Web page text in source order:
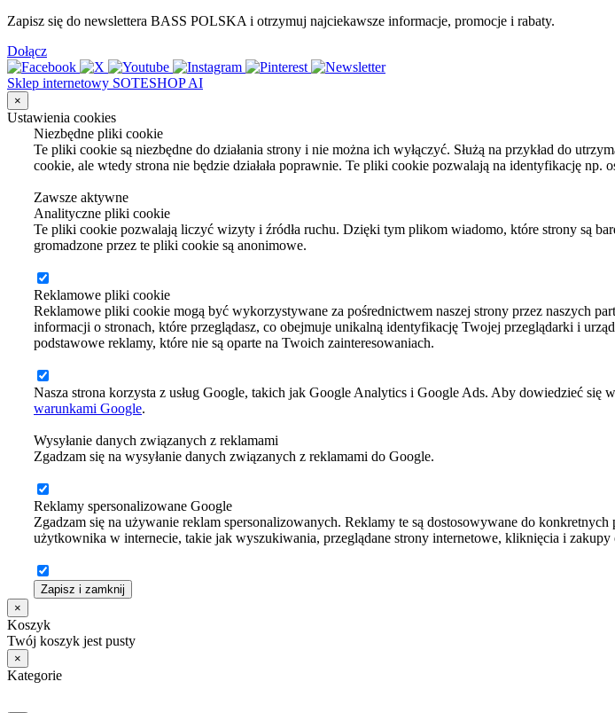
Zapisz się do newslettera BASS POLSKA i otrzymuj najciekawsze informacje, promocje i rabaty.
Dołącz
Sklep internetowy SOTESHOP AI
×
Ustawienia cookies
Niezbędne pliki cookie
Te pliki cookie są niezbędne do działania strony i nie można ich wyłączyć. Służą na przykład do
cookie, ale wtedy strona nie będzie działała poprawnie. Te pliki cookie pozwalają na identyfikację np.
Zawsze aktywne
Analityczne pliki cookie
Te pliki cookie pozwalają liczyć wizyty i źródła ruchu. Dzięki tym plikom wiadomo, które strony są
gromadzone przez te pliki cookie są anonimowe.
Reklamowe pliki cookie
Reklamowe pliki cookie mogą być wykorzystywane za pośrednictwem naszej strony przez naszych
informacji o stronach, które przeglądasz, co obejmuje unikalną identyfikację Twojej przeglądarki i
podstawowe reklamy, które nie są oparte na Twoich zainteresowaniach.
Nasza strona korzysta z usług Google, takich jak Google Analytics i Google Ads. Aby dowiedzieć się
warunkami Google.
Wysyłanie danych związanych z reklamami
Zgadzam się na wysyłanie danych związanych z reklamami do Google.
Reklamy spersonalizowane Google
Zgadzam się na używanie reklam spersonalizowanych. Reklamy te są dostosowywane do
użytkownika w internecie, takie jak wyszukiwania, przeglądane strony internetowe, kliknięcia i
Zapisz i zamknij
×
Koszyk
Twój koszyk jest pusty
×
Kategorie